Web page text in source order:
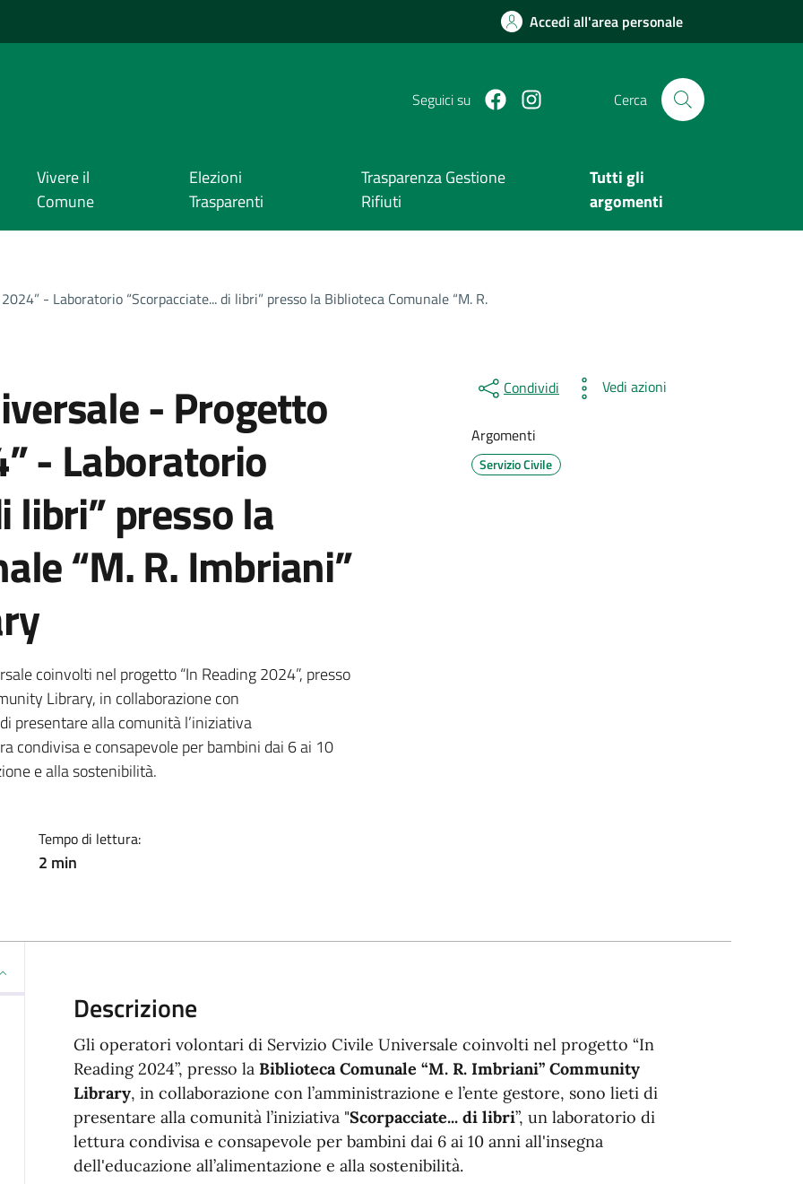
Accedi all'area personale
Seguici su FacebookInstagram Cerca
Vivere il
Comune
Elezioni
Trasparenti
Trasparenza Gestione
Rifiuti
Tutti gli
argomenti
- Laboratorio “Scorpacciate... di libri” presso la Biblioteca Comunale “M. R.
- Progetto
- Laboratorio
libri” presso la
“M. R. Imbriani”
coinvolti nel progetto “In Reading 2024”, presso
Library, in collaborazione con
presentare alla comunità l’iniziativa
condivisa e consapevole per bambini dai 6 ai 10
e alla sostenibilità.
Tempo di lettura:
2 min
Condividi Vedi azioni
Argomenti
Servizio Civile
Descrizione
Gli operatori volontari di Servizio Civile Universale coinvolti nel progetto “In
Reading 2024”, presso la Biblioteca Comunale “M. R. Imbriani” Community
Library, in collaborazione con l’amministrazione e l’ente gestore, sono lieti di
presentare alla comunità l’iniziativa "Scorpacciate... di libri”, un laboratorio di
lettura condivisa e consapevole per bambini dai 6 ai 10 anni all'insegna
dell'educazione all’alimentazione e alla sostenibilità.